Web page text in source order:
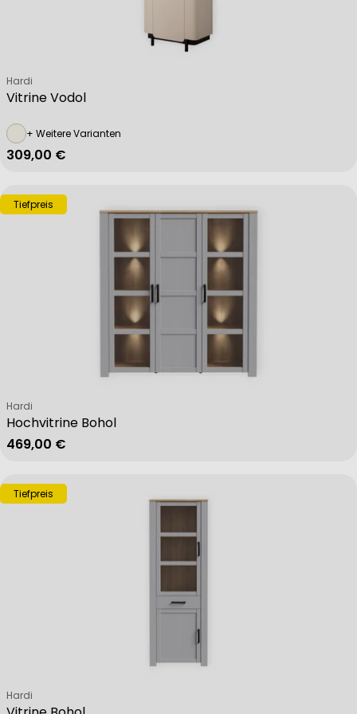
Performance
Vitrine Vodol
Verkäufer:
Hardi
+ Weitere Varianten
Regulärer Preis
309,00 €
Tiefpreis
Hochvitrine Bohol
Verkäufer:
Hardi
Regulärer Preis
469,00 €
Tiefpreis
Verkäufer:
Hardi